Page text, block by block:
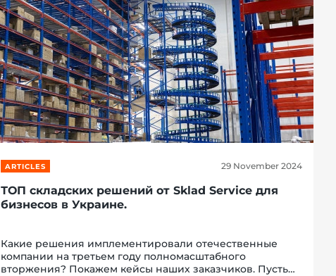
ARTICLES 29 November 2024
ТОП складских решений от Sklad Service для
бизнесов в Украине.
Какие решения имплементировали отечественные
компании на третьем году полномасштабного
вторжения? Покажем кейсы наших заказчиков. Пусть